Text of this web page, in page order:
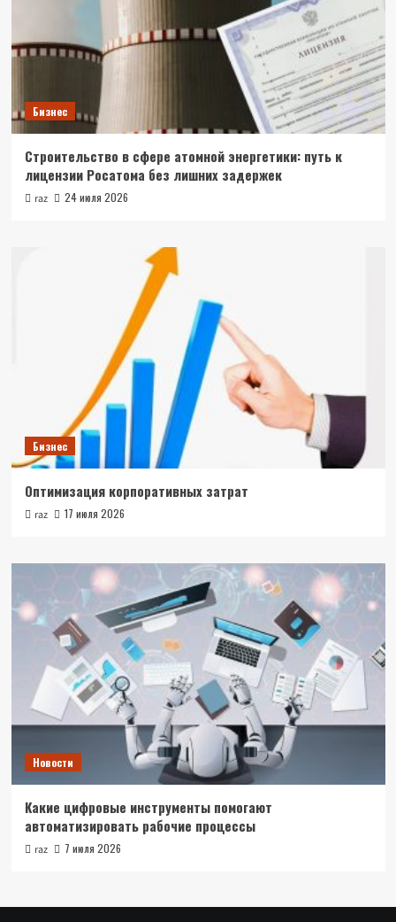
Бизнес
Строительство в сфере атомной энергетики: путь к
лицензии Росатома без лишних задержек
raz 24 июля 2026
Бизнес
Оптимизация корпоративных затрат
raz 17 июля 2026
Новости
Какие цифровые инструменты помогают
автоматизировать рабочие процессы
raz 7 июля 2026